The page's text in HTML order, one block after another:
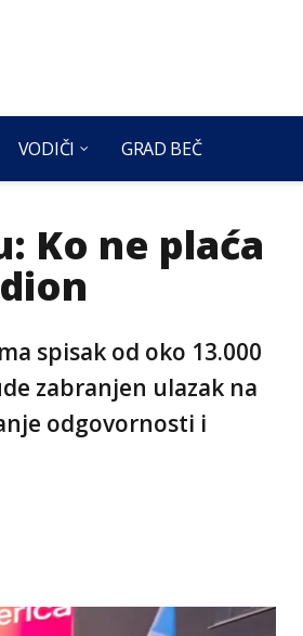
VODIČI GRAD BEČ
Ko ne plaća
spisak od oko 13.000
zabranjen ulazak na
odgovornosti i